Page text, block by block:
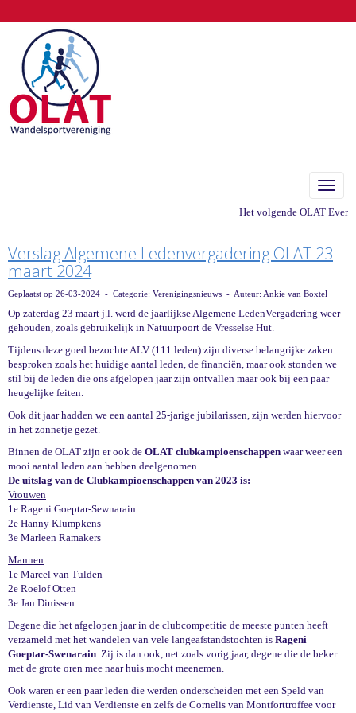
Het volgende OLAT
Verslag Algemene Ledenvergadering OLAT 23
maart 2024
Geplaatst op 26-03-2024 - Categorie: Verenigingsnieuws - Auteur: Ankie van Boxtel
Op zaterdag 23 maart j.l. werd de jaarlijkse Algemene LedenVergadering weer
gehouden, zoals gebruikelijk in Natuurpoort de Vresselse Hut.
Tijdens deze goed bezochte ALV (111 leden) zijn diverse belangrijke zaken
besproken zoals het huidige aantal leden, de financiën, maar ook stonden we
stil bij de leden die ons afgelopen jaar zijn ontvallen maar ook bij een paar
heugelijke feiten.
Ook dit jaar hadden we een aantal 25-jarige jubilarissen, zijn werden hiervoor
in het zonnetje gezet.
Binnen de OLAT zijn er ook de OLAT clubkampioenschappen waar weer een
mooi aantal leden aan hebben deelgenomen.
De uitslag van de Clubkampioenschappen van 2023 is:
Vrouwen
1e Rageni Goeptar-Sewnarain
2e Hanny Klumpkens
3e Marleen Ramakers
Mannen
1e Marcel van Tulden
2e Roelof Otten
3e Jan Dinissen
Degene die het afgelopen jaar in de clubcompetitie de meeste punten heeft
verzameld met het wandelen van vele langeafstandstochten is Rageni
Goeptar-Swenarain. Zij is dan ook, net zoals vorig jaar, degene die de beker
met de grote oren mee naar huis mocht meenemen.
Ook waren er een paar leden die werden onderscheiden met een Speld van
Verdienste, Lid van Verdienste en zelfs de Cornelis van Montforttroffee voor